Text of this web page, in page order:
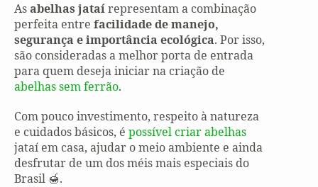
Asabelhas jataírepresentam a combinação
perfeita entre facilidade de manejo,
segurança e importância ecológica. Por isso,
são consideradas a melhor porta de entrada
para quem deseja iniciar na criação de
abelhas sem ferrão.
Com pouco investimento, respeito à natureza
e cuidados básicos, é possível criar abelhas
jataí em casa, ajudar o meio ambiente e ainda
desfrutar de um dos méis mais especiais do
Brasil 🍯.